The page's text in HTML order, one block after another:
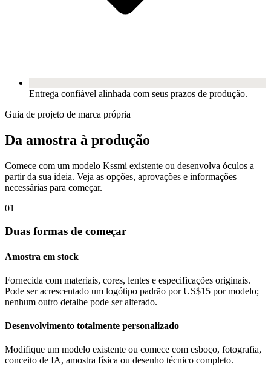
Entrega confiável alinhada com seus prazos de produção.
Guia de projeto de marca própria
Da amostra à produção
Comece com um modelo Kssmi existente ou desenvolva óculos a
partir da sua ideia. Veja as opções, aprovações e informações
necessárias para começar.
01
Duas formas de começar
Amostra em stock
Fornecida com materiais, cores, lentes e especificações originais.
Pode ser acrescentado um logótipo padrão por US$15 por modelo;
nenhum outro detalhe pode ser alterado.
Desenvolvimento totalmente personalizado
Modifique um modelo existente ou comece com esboço, fotografia,
conceito de IA, amostra física ou desenho técnico completo.